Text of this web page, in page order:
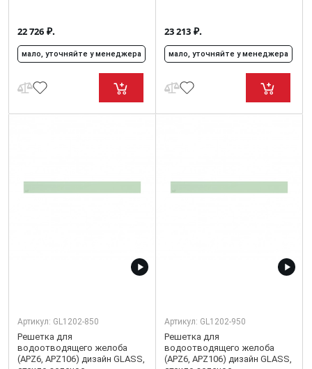
22 726 ₽.
мало, уточняйте у менеджера
23 213 ₽.
мало, уточняйте у менеджера
Артикул: GL1202-850
Решетка для
водоотводящего желоба
(APZ6, APZ106) дизайн GLASS,
Артикул: GL1202-950
Решетка для
водоотводящего желоба
(APZ6, APZ106) дизайн GLASS,